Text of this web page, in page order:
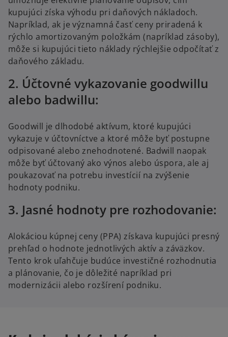
kupujúci získa výhodu pri daňových nákladoch.
Napríklad, ak je významná časť ceny priradená k
rýchlo amortizovaným položkám (napríklad zásoby),
môže si kupujúci tieto náklady rýchlejšie odpočítať z
daňového základu.
2. Účtovné vykazovanie goodwillu
alebo badwillu:
Goodwill je dlhodobé aktívum, ktoré kupujúci
vykazuje v účtovníctve a ktoré môže byť postupne
odpisované alebo znehodnotené. Badwill naopak
môže byť účtovaný ako výnos alebo úspora, ale aj
poukazovať na potrebu investícií na zvýšenie
hodnoty podniku.
3. Jasné hodnoty pre rozhodovanie:
Alokáciou kúpnej ceny (PPA) získava kupujúci presný
prehľad o hodnote jednotlivých aktív a záväzkov.
Tento krok uľahčuje budúce investičné rozhodnutia
a plánovanie, čo je dôležité napríklad pri
modernizácii alebo rozšírení podniku.